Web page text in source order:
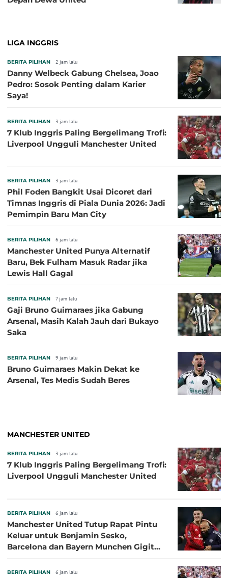
LIGA INGGRIS
BERITA PILIHAN 2 jam lalu
Danny Welbeck Gabung Chelsea, Joao
Pedro: Sosok Penting dalam Karier
Saya!
BERITA PILIHAN 3 jam lalu
7 Klub Inggris Paling Bergelimang Trofi:
Liverpool Ungguli Manchester United
BERITA PILIHAN 3 jam lalu
Phil Foden Bangkit Usai Dicoret dari
Timnas Inggris di Piala Dunia 2026: Jadi
Pemimpin Baru Man City
BERITA PILIHAN 6 jam lalu
Manchester United Punya Alternatif
Baru, Bek Fulham Masuk Radar jika
Lewis Hall Gagal
BERITA PILIHAN 7 jam lalu
Gaji Bruno Guimaraes jika Gabung
Arsenal, Masih Kalah Jauh dari Bukayo
Saka
BERITA PILIHAN 9 jam lalu
Bruno Guimaraes Makin Dekat ke
Arsenal, Tes Medis Sudah Beres
MANCHESTER UNITED
BERITA PILIHAN 3 jam lalu
7 Klub Inggris Paling Bergelimang Trofi:
Liverpool Ungguli Manchester United
BERITA PILIHAN 6 jam lalu
Manchester United Tutup Rapat Pintu
Keluar untuk Benjamin Sesko,
Barcelona dan Bayern Munchen Gigit
BERITA PILIHAN 6 jam lalu